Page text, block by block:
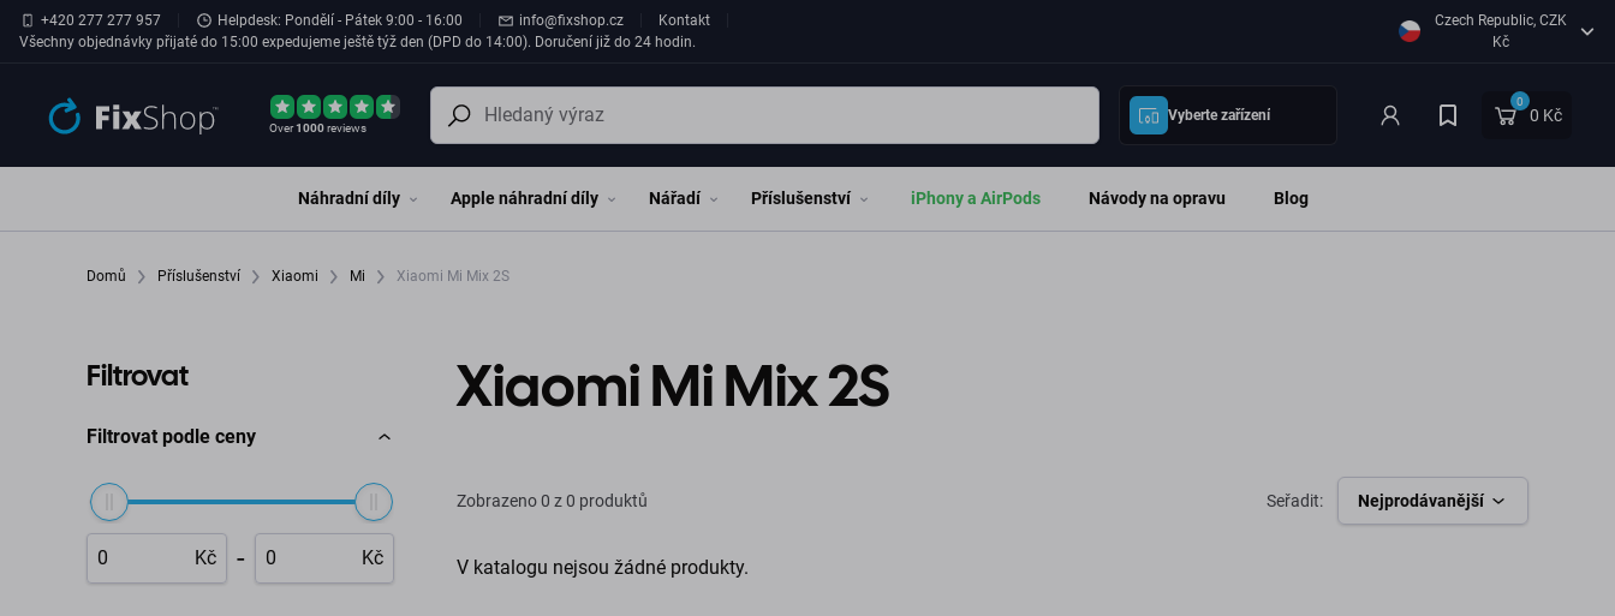
Přeskočit na hlavní obsah
+420 277 277 957 Helpdesk: Pondělí - Pátek 9:00 - 16:00 info@fixshop.cz
Kontakt
Všechny objednávky přijaté do 15:00 expedujeme ještě týž den (DPD do 14:00). Doručení již do 24 hodin.
Czech Republic, CZK
Kč
Over1000reviews
Vyberte zařízení
0
0 Kč
Náhradní díly Apple náhradní díly Nářadí Příslušenství iPhony a AirPods Návody na opravu Blog
Domů Příslušenství Xiaomi Mi Xiaomi Mi Mix 2S
Filtrovat
Filtrovat podle ceny
Kč - Kč
Xiaomi Mi Mix 2S
Zobrazeno0 z 0 produktů Seřadit: Nejprodávanější
V katalogu nejsou žádné produkty.